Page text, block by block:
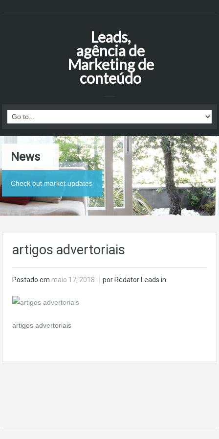
Leads,
agência de
Marketing de
conteúdo
News
Check out market updates
artigos advertoriais
Postado em maio 17, 2018 por Redator Leads in
artigos advertoriais